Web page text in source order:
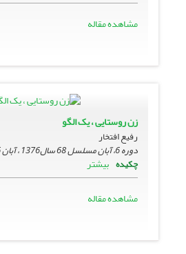
مشاهده مقاله
زن روستایى ، یک الگو
رفیع افتخار
دوره 6، آبان مسلسل 68 سال1376 ، آبان 1376
چکیده بیشتر
مشاهده مقاله